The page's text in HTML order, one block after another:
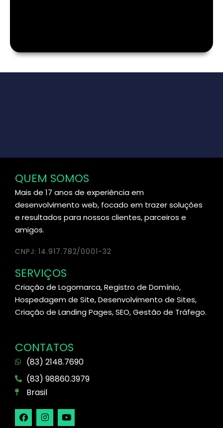
QUEM SOMOS
Mais de 17 anos de experiência em
desenvolvimento web, focado em trazer soluções
e resultados para nossos clientes, parceiros e
amigos.
CNPJ: 14.917.782/0001-32
SERVIÇOS
Criação de Logomarca, Registro de Domínio,
Hospedagem de Site, Desenvolvimento de Sites,
Criação de Landing Pages, SEO, Gestão de Tráfego.
CONTATOS
(83) 2148.7690
(83) 98860.3979
Brasil